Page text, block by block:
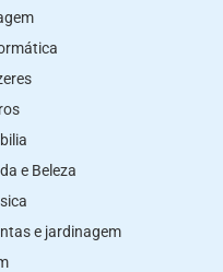
e Beleza
e jardinagem